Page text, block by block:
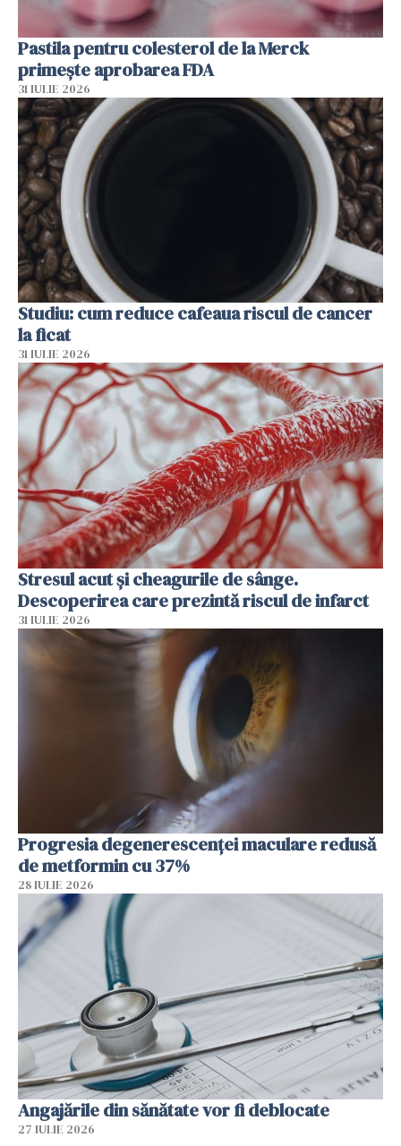
Pastila pentru colesterol de la Merck
primește aprobarea FDA
31 IULIE 2026
Studiu: cum reduce cafeaua riscul de cancer
la ficat
31 IULIE 2026
Stresul acut și cheagurile de sânge.
Descoperirea care prezintă riscul de infarct
31 IULIE 2026
Progresia degenerescenței maculare redusă
de metformin cu 37%
28 IULIE 2026
Angajările din sănătate vor fi deblocate
27 IULIE 2026